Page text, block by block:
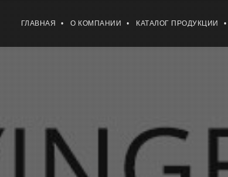
ГЛАВНАЯ О КОМПАНИИ КАТАЛОГ ПРОДУКЦИИ